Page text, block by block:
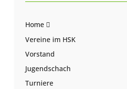
Home
Vereine im HSK
Vorstand
Jugendschach
Turniere